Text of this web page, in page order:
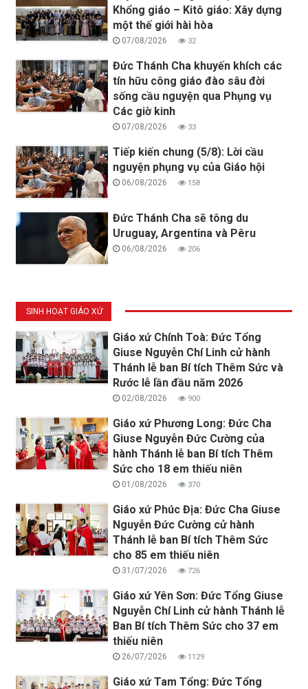
Khổng giáo – Kitô giáo: Xây dựng
một thế giới hài hòa
07/08/2026 32
Đức Thánh Cha khuyến khích các
tín hữu công giáo đào sâu đời
sống cầu nguyện qua Phụng vụ
Các giờ kinh
07/08/2026 33
Tiếp kiến chung (5/8): Lời cầu
nguyện phụng vụ của Giáo hội
06/08/2026 158
Đức Thánh Cha sẽ tông du
Uruguay, Argentina và Pêru
06/08/2026 206
SINH HOẠT GIÁO XỨ
Giáo xứ Chính Toà: Đức Tổng
Giuse Nguyễn Chí Linh cử hành
Thánh lễ ban Bí tích Thêm Sức và
Rước lễ lần đầu năm 2026
02/08/2026 900
Giáo xứ Phương Long: Đức Cha
Giuse Nguyễn Đức Cường của
hành Thánh lễ ban Bí tích Thêm
Sức cho 18 em thiếu niên
01/08/2026 370
Giáo xứ Phúc Địa: Đức Cha Giuse
Nguyễn Đức Cường cử hành
Thánh lễ ban Bí tích Thêm Sức
cho 85 em thiếu niên
31/07/2026 726
Giáo xứ Yên Sơn: Đức Tổng Giuse
Nguyễn Chí Linh cử hành Thánh lễ
Ban Bí tích Thêm Sức cho 37 em
thiếu niên
26/07/2026 1129
Giáo xứ Tam Tổng: Đức Tổng